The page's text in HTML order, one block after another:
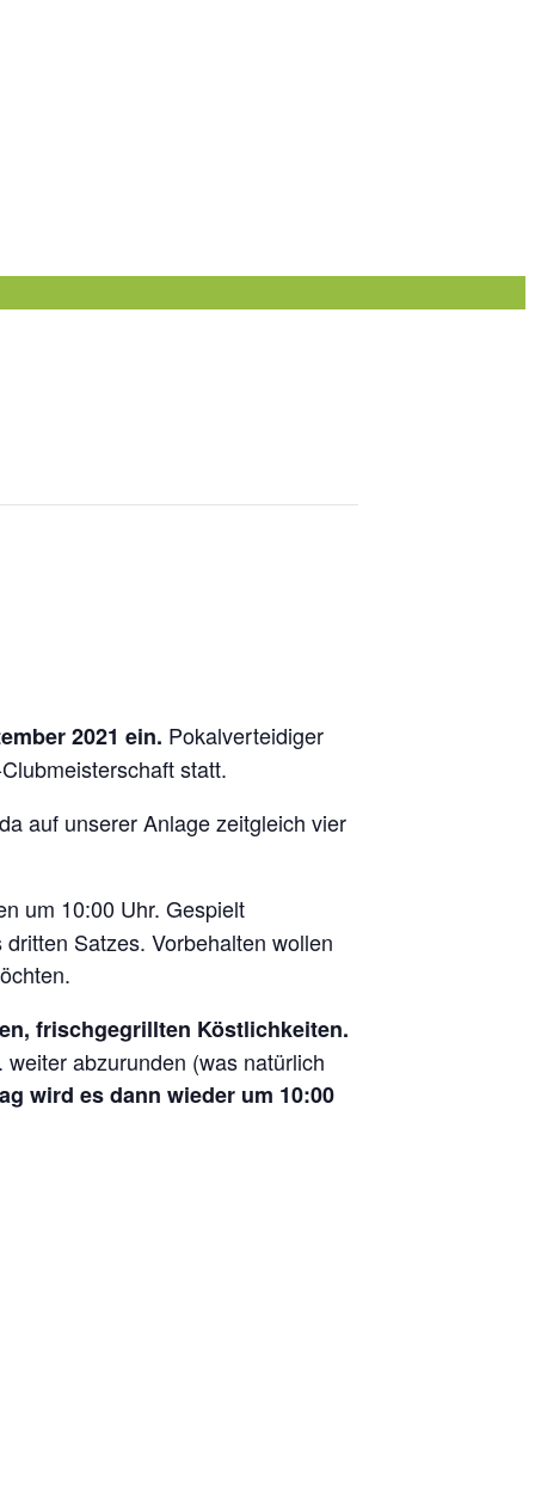
2021 ein. Pokalverteidiger
statt.
auf unserer Anlage zeitgleich vier
um 10:00 Uhr. Gespielt
Satzes. Vorbehalten wollen
frischgegrillten Köstlichkeiten.
abzurunden (was natürlich
wird es dann wieder um 10:00